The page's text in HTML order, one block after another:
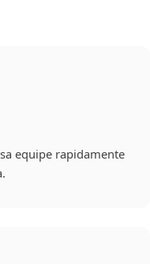
equipe rapidamente